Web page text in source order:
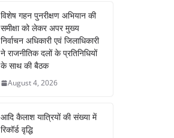
विशेष गहन पुनरीक्षण अभियान की
समीक्षा को लेकर अपर मुख्य
निर्वाचन अधिकारी एवं जिलाधिकारी
ने राजनीतिक दलों के प्रतिनिधियों
के साथ की बैठक
August 4, 2026
आदि कैलाश यात्रियों की संख्या में
रिकॉर्ड वृद्धि